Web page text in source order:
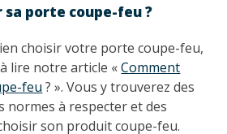
sa porte coupe-feu ?
choisir votre porte coupe-feu,
lire notre article «Comment
feu ? ». Vous y trouverez des
normes à respecter et des
son produit coupe-feu.